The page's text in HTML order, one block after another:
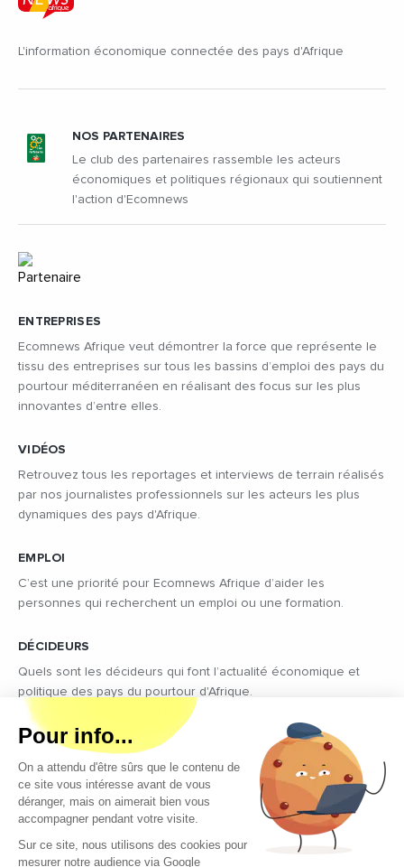
L'information économique connectée des pays d'Afrique
ENTREPRISES
Ecomnews Afrique veut démontrer la force que représente le
tissu des entreprises sur tous les bassins d’emploi des pays du
pourtour méditerranéen en réalisant des focus sur les plus
innovantes d’entre elles.
VIDÉOS
Retrouvez tous les reportages et interviews de terrain réalisés
par nos journalistes professionnels sur les acteurs les plus
dynamiques des pays d'Afrique.
EMPLOI
C’est une priorité pour Ecomnews Afrique d’aider les
personnes qui recherchent un emploi ou une formation.
DÉCIDEURS
Quels sont les décideurs qui font l’actualité économique et
politique des pays du pourtour d'Afrique.
NOS PARTENAIRES
Le club des partenaires rassemble les acteurs
économiques et politiques régionaux qui soutiennent
l'action d'Ecomnews